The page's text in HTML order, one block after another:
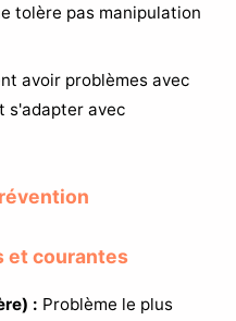
tolère pas manipulation
avoir problèmes avec
s'adapter avec
et courantes
: Problème le plus